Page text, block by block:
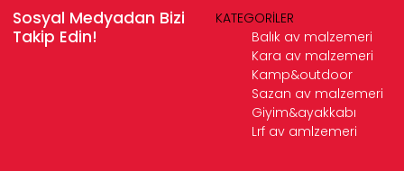
Sosyal Medyadan Bizi
Takip Edin!
KATEGORİLER
Balık av malzemeri
Kara av malzemeri
Kamp&outdoor
Sazan av malzemeri
Giyim&ayakkabı
Lrf av amlzemeri